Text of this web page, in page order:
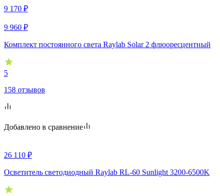
9 170 ₽
9 960 ₽
Комплект постоянного света Raylab Solar 2 флюоресцентный
5
158 отзывов
Добавлено в сравнение
26 110 ₽
Осветитель светодиодный Raylab RL-60 Sunlight 3200-6500K